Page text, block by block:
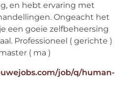
en hebt ervaring met
Ongeacht het
een goeie zelfbeheersing
Professioneel ( gerichte )
( ma )
job/q/human-